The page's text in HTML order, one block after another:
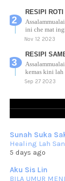
RESIPI
ini che mat
Nov 12 2023
RESIPI
kemas kini lah
Sep 27 2023
RESIPI KUIH
mat ucapkan
Jun 30 2023
Sunah Suka
Healing Lah
5 days ago
Aku Sis Lin
BILA UMUR